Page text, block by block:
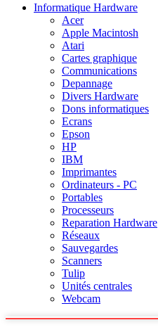
Informatique Hardware
Acer
Apple Macintosh
Atari
Cartes graphique
Communications
Depannage
Divers Hardware
Dons informatiques
Ecrans
Epson
HP
IBM
Imprimantes
Ordinateurs - PC
Portables
Processeurs
Reparation Hardware
Réseaux
Sauvegardes
Scanners
Tulip
Unités centrales
Webcam